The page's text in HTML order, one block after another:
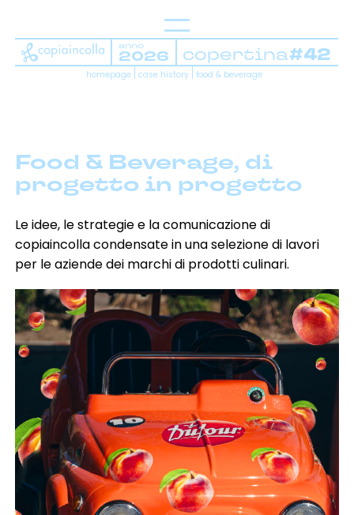
homepage case history food & beverage
anno
2026 copertina#42
Food & Beverage, di
progetto in progetto
Le idee, le strategie e la comunicazione di
copiaincolla condensate in una selezione di lavori
per le aziende dei marchi di prodotti culinari.
Home
Ciliegine
Case history
Referenze
Tavolobrain
Work with us
Contatti
brand strategy
brand identity
campagne di comunicazione
content strategy & production
digital marketing & SEO-GEO
e-commerce
event & exhibition design
influencer marketing
marketing B2B
marketing automation & CRM
media planning
pack design
promo & activation
social media marketing
software development
spot radio
spot & video
website development